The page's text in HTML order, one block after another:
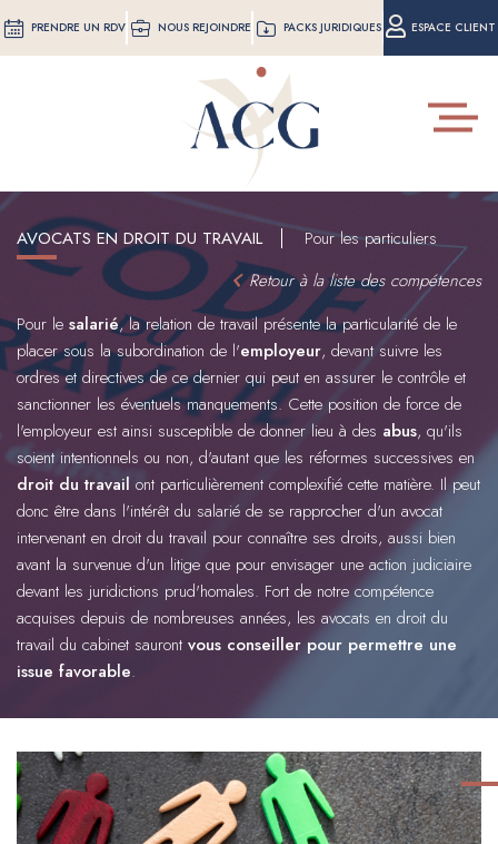
Aller
au
PRENDRE UN RDV NOUS REJOINDRE PACKS JURIDIQUES ESPACE CLIENT
Toggle
AVOCATS EN DROIT DU TRAVAIL
Pour les particuliers
Retour à la liste des compétences
Pour le salarié, la relation de travail présente la particularité de le
placer sous la subordination de l'employeur, devant suivre les
ordres et directives de ce dernier qui peut en assurer le contrôle et
sanctionner les éventuels manquements. Cette position de force de
l'employeur est ainsi susceptible de donner lieu à des abus, qu'ils
soient intentionnels ou non, d'autant que les réformes successives en
droit du travail ont particulièrement complexifié cette matière. Il peut
donc être dans l'intérêt du salarié de se rapprocher d'un avocat
intervenant en droit du travail pour connaître ses droits, aussi bien
avant la survenue d'un litige que pour envisager une action judiciaire
devant les juridictions prud'homales. Fort de notre compétence
acquises depuis de nombreuses années, les avocats en droit du
travail du cabinet sauront vous conseiller pour permettre une
issue favorable.